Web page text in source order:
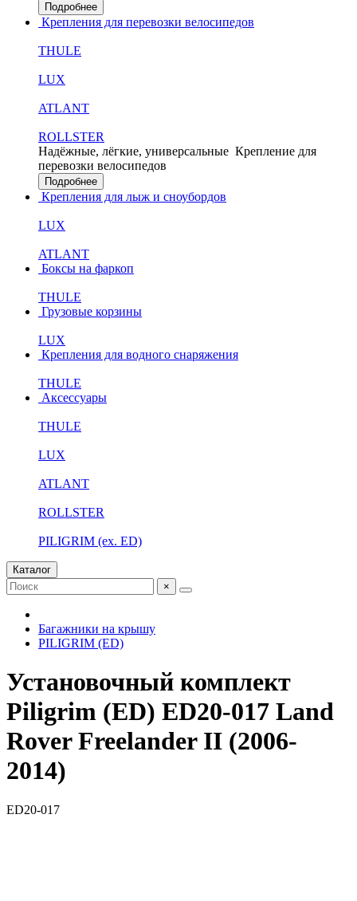
Подробнее
Крепления для перевозки велосипедов
THULE
LUX
ATLANT
ROLLSTER
Надёжные, лёгкие, универсальные Крепление для
перевозки велосипедов
Подробнее
Крепления для лыж и сноубордов
LUX
ATLANT
Боксы на фаркоп
THULE
Грузовые корзины
LUX
Крепления для водного снаряжения
THULE
Аксессуары
THULE
LUX
ATLANT
ROLLSTER
PILIGRIM (ex. ED)
Каталог
×
Багажники на крышу
PILIGRIM (ED)
Установочный комплект
Piligrim (ED) ED20-017 Land
Rover Freelander II (2006-
2014)
ED20-017